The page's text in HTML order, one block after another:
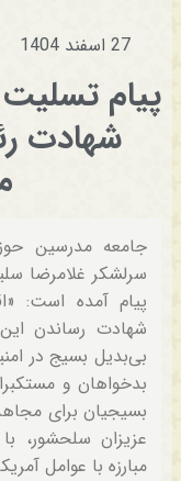
27 اسفند 1404
پیام
شهادت
جامعه مدرسین
سرلشکر غلامرضا
پیام آمده است:
شهادت رساندن
بی‌بدیل بسیج در
بدخواهان و
بسیجیان برای
عزیزان سلحشور،
مبارزه با عوامل